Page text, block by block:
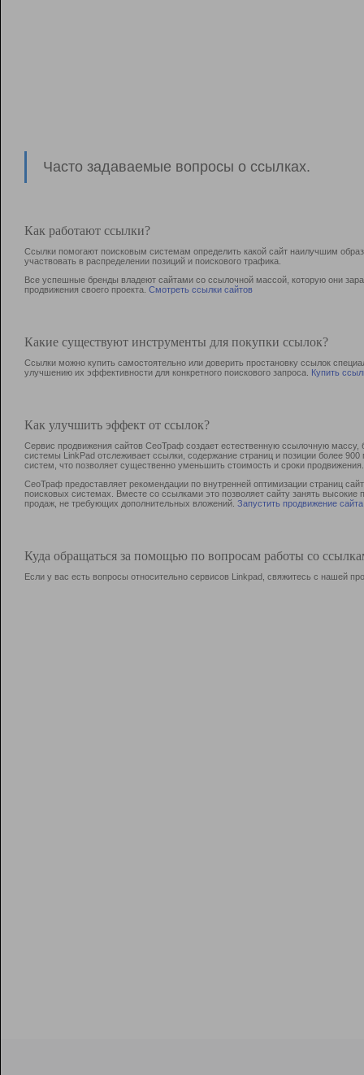
Часто задаваемые вопросы о ссылках.
Как работают ссылки?
Ссылки помогают поисковым системам определить какой сайт наилучшим
участвовать в раcпределении позиций и поискового трафика.
Все успешные бренды владеют сайтами со ссылочной массой, которую они
продвижения своего проекта. Смотреть ссылки сайтов
Какие существуют инструменты для покупки ссылок?
Ссылки можно купить самостоятельно или доверить простановку ссылок
улучшению их эффективности для конкретного поискового запроса. Купить
Как улучшить эффект от ссылок?
Сервис продвижения сайтов СеоТраф создает естественную ссылочную
системы LinkPad отслеживает ссылки, содержание страниц и позиции более
систем, что позволяет существенно уменьшить стоимость и сроки продвижения.
СеоТраф предоставляет рекомендации по внутренней оптимизации страниц
поисковых системах. Вместе со ссылками это позволяет сайту занять
продаж, не требующих дополнительных вложений. Запустить продвижение сайта
Куда обращаться за помощью по вопросам работы со
Если у вас есть вопросы относительно сервисов Linkpad, свяжитесь с нашей